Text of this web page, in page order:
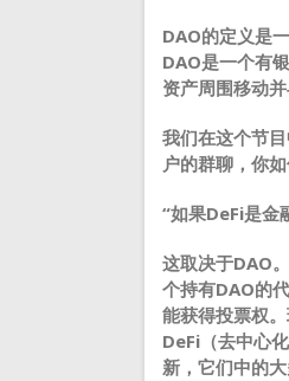
DAO的定义是
DAO是一个有
资产周围移动并
我们在这个节
户的群聊，你
“如果DeFi是金
这取决于DAO
个持有DAO的
能获得投票权
DeFi（去中心
新，它们中的